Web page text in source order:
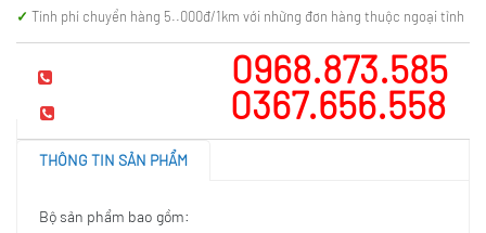
Tính phí chuyển hàng 5..000đ/1km với những đơn hàng thuộc ngoại tỉnh
0968.873.585
0367.656.558
THÔNG TIN SẢN PHẨM
Bộ sản phẩm bao gồm: